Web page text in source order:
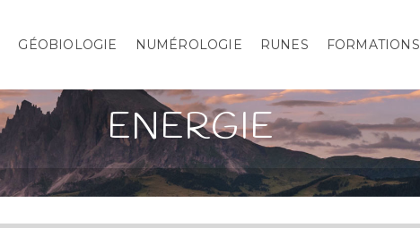
GÉOBIOLOGIE NUMÉROLOGIE RUNES FORMATIONS
ENERGIE